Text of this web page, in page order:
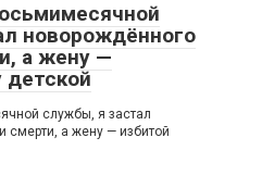
новорождённого
а жену —
детской
службы, я застал
смерти, а жену — избитой